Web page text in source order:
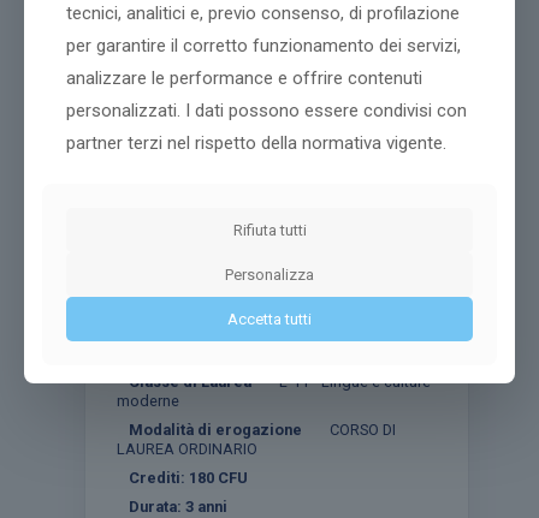
Lingue e Culture Europee e
del Resto del Mondo [L-11]
Classe di Laurea
L-11 - Lingue e culture
moderne
Modalità di erogazione
CORSO DI
LAUREA ORDINARIO
Crediti: 180 CFU
Durata: 3 anni
tecnici, analitici e, previo consenso, di profilazione
per garantire il corretto funzionamento dei servizi,
analizzare le performance e offrire contenuti
personalizzati. I dati possono essere condivisi con
partner terzi nel rispetto della normativa vigente.
Rifiuta tutti
Personalizza
Accetta tutti